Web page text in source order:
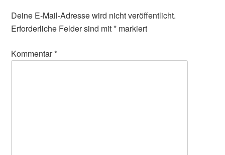
Deine E-Mail-Adresse wird nicht veröffentlicht.
Erforderliche Felder sind mit* markiert
Kommentar*